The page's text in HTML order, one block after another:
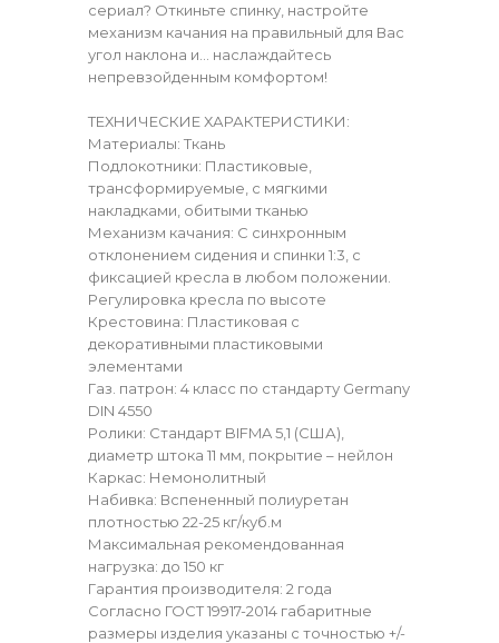
сериал? Откиньте спинку, настройте
механизм качания на правильный для Вас
угол наклона и… наслаждайтесь
непревзойденным комфортом!
ТЕХНИЧЕСКИЕ ХАРАКТЕРИСТИКИ:
Материалы: Ткань
Подлокотники: Пластиковые,
трансформируемые, с мягкими
накладками, обитыми тканью
Механизм качания: С синхронным
отклонением сидения и спинки 1:3, с
фиксацией кресла в любом положении.
Регулировка кресла по высоте
Крестовина: Пластиковая с
декоративными пластиковыми
элементами
Газ. патрон: 4 класс по стандарту Germany
DIN 4550
Ролики: Стандарт BIFMA 5,1 (США),
диаметр штока 11 мм, покрытие – нейлон
Каркас: Немонолитный
Набивка: Вспененный полиуретан
плотностью 22-25 кг/куб.м
Максимальная рекомендованная
нагрузка: до 150 кг
Гарантия производителя: 2 года
Согласно ГОСТ 19917-2014 габаритные
размеры изделия указаны с точностью +/-